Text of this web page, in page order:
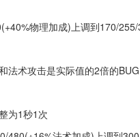
物理加成)上调到170/255/
法术攻击是实际值的2倍的BUG
为1秒1次